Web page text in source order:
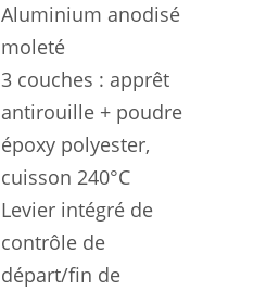
Aluminium anodisé
moleté
3 couches : apprêt
antirouille + poudre
époxy polyester,
cuisson 240°C
Levier intégré de
contrôle de
départ/fin de